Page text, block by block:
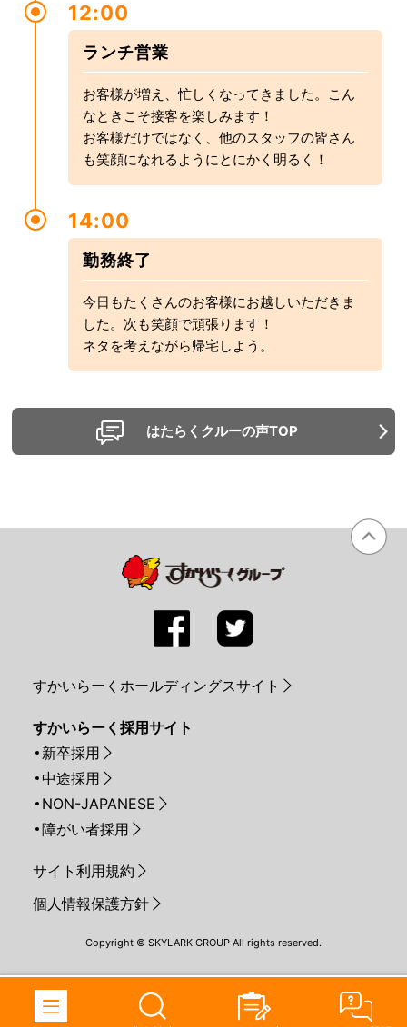
12:00
ランチ営業
お客様が増え、忙しくなってきました。こん
なときこそ接客を楽しみます！
お客様だけではなく、他のスタッフの皆さん
も笑顔になれるようにとにかく明るく！
14:00
勤務終了
今日もたくさんのお客様にお越しいただきま
した。次も笑顔で頑張ります！
ネタを考えながら帰宅しよう。
はたらくクルーの声TOP
すかいらーくホールディングスサイト
すかいらーく採用サイト
新卒採用
中途採用
NON-JAPANESE
障がい者採用
サイト利用規約
個人情報保護方針
Copyright © SKYLARK GROUP All rights reserved.